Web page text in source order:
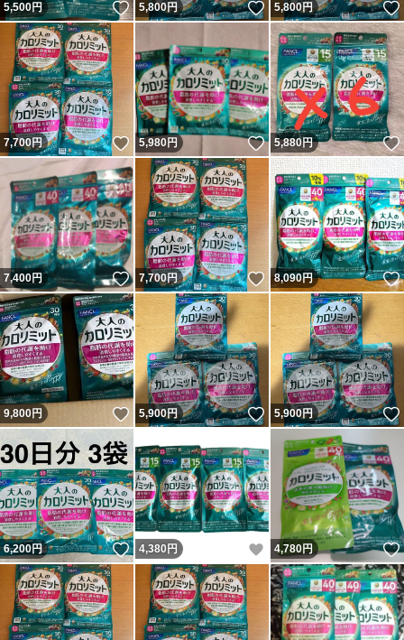
5,500円 いいね！
5,800円 いいね！
5,800円
7,700円 いいね！
5,980円 いいね！
5,880円
7,400円 いいね！
7,700円 いいね！
8,090円
9,800円 いいね！
5,900円 いいね！
5,900円
6,200円 いいね！
4,380 円 いいね！
4,780円